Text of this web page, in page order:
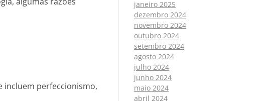
incluem perfeccionismo,
janeiro 2025
dezembro 2024
novembro 2024
outubro 2024
setembro 2024
agosto 2024
julho 2024
junho 2024
maio 2024
abril 2024